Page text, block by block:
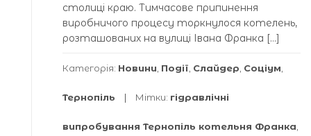
столиці краю. Тимчасове припинення
виробничого процесу торкнулося котелень,
розташованих на вулиці Івана Франка […]
Категорія: Новини Події Слайдер Соціум
Тернопіль Мітки: гідравлічні
випробування Тернопіль котельня Франка